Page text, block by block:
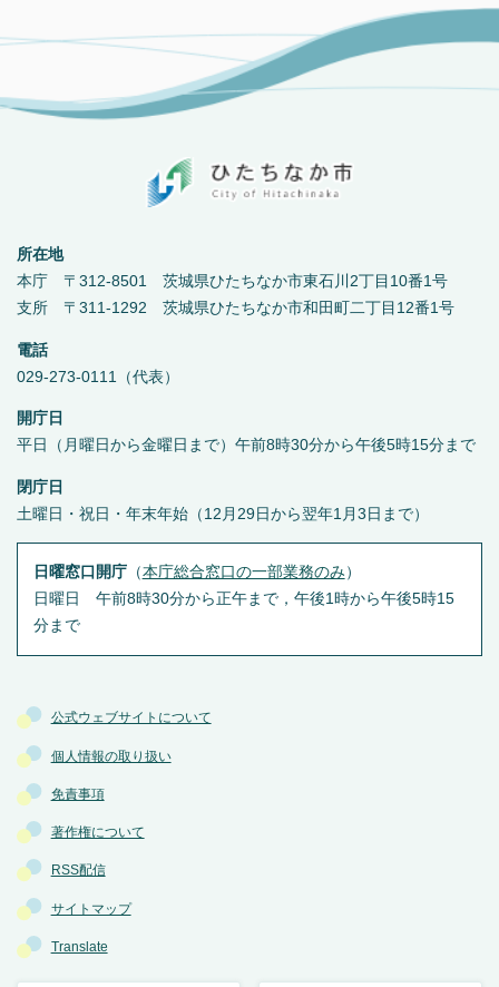
公式ウェブサイトについて
個人情報の取り扱い
免責事項
著作権について
RSS配信
サイトマップ
Translate
所在地
本庁 〒312-8501 茨城県ひたちなか市東石川2丁目10番1号
支所 〒311-1292 茨城県ひたちなか市和田町二丁目12番1号
電話
029-273-0111（代表）
開庁日
平日（月曜日から金曜日まで）午前8時30分から午後5時15分まで
閉庁日
土曜日・祝日・年末年始（12月29日から翌年1月3日まで）
日曜窓口開庁（本庁総合窓口の一部業務のみ ）
日曜日 午前8時30分から正午まで，午後1時から午後5時15
分まで